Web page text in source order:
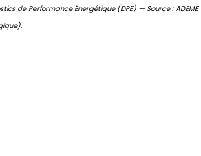
de Performance Énergétique (DPE) — Source : ADEME